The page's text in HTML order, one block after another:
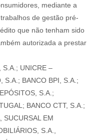
mediante a
de gestão pré-
que não tenham sido
autorizada a prestar
S.A.; UNICRE –
S.A.; BANCO BPI, S.A.;
S.A.;
BANCO CTT, S.A.;
SUCURSAL EM
S.A.,